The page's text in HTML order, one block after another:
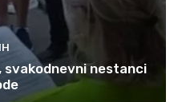
svakodnevni nestanci